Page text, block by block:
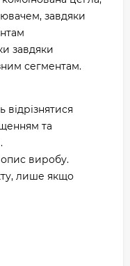
завдяки
завдяки
сегментам.
та
опис виробу.
лише якщо